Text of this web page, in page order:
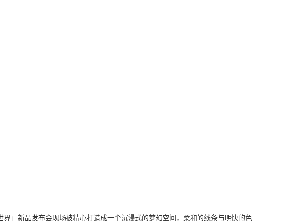
界」新品发布会现场被精心打造成一个沉浸式的梦幻空间，柔和的线条与明快的色